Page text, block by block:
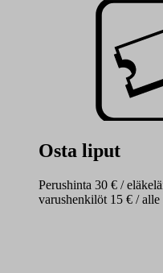
Osta liput
Perushinta 30 € /
varushenkilöt 15 € /